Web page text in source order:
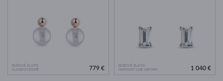
RUŽOVÉ ZLATO
SLADKOVODNÉ
779 €
RUŽOVÉ ZLATO
DIAMANT LAB GROWN
1 040 €